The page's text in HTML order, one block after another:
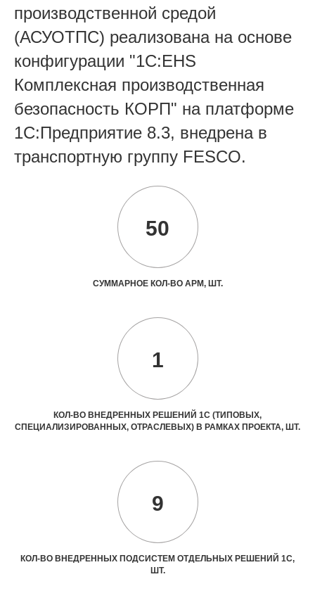
производственной средой
(АСУОТПС) реализована на основе
конфигурации "1С:EHS
Комплексная производственная
безопасность КОРП" на платформе
1С:Предприятие 8.3, внедрена в
транспортную группу FESCO.
50
СУММАРНОЕ КОЛ-ВО АРМ, ШТ.
1
КОЛ-ВО ВНЕДРЕННЫХ РЕШЕНИЙ 1С (ТИПОВЫХ,
СПЕЦИАЛИЗИРОВАННЫХ, ОТРАСЛЕВЫХ) В РАМКАХ ПРОЕКТА, ШТ.
9
КОЛ-ВО ВНЕДРЕННЫХ ПОДСИСТЕМ ОТДЕЛЬНЫХ РЕШЕНИЙ 1С,
ШТ.